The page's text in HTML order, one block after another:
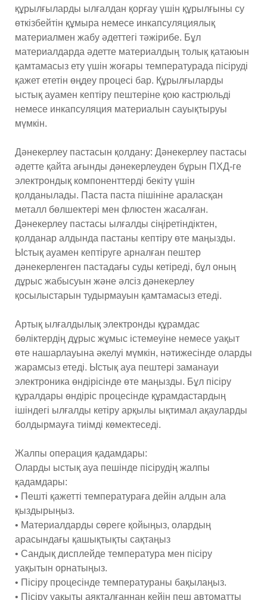
құрылғыларды ылғалдан қорғау үшін құрылғыны су
өткізбейтін құмыра немесе инкапсуляциялық
материалмен жабу әдеттегі тәжірибе. Бұл
материалдарда әдетте материалдың толық қатаюын
қамтамасыз ету үшін жоғары температурада пісіруді
қажет ететін өңдеу процесі бар. Құрылғыларды
ыстық ауамен кептіру пештеріне қою кастрюльді
немесе инкапсуляция материалын сауықтыруы
мүмкін.
Дәнекерлеу пастасын қолдану: Дәнекерлеу пастасы
әдетте қайта ағынды дәнекерлеуден бұрын ПХД-ге
электрондық компоненттерді бекіту үшін
қолданылады. Паста паста пішініне араласқан
металл бөлшектері мен флюстен жасалған.
Дәнекерлеу пастасы ылғалды сіңіретіндіктен,
қолданар алдында пастаны кептіру өте маңызды.
Ыстық ауамен кептіруге арналған пештер
дәнекерленген пастадағы суды кетіреді, бұл оның
дұрыс жабысуын және әлсіз дәнекерлеу
қосылыстарын тудырмауын қамтамасыз етеді.
Артық ылғалдылық электронды құрамдас
бөліктердің дұрыс жұмыс істемеуіне немесе уақыт
өте нашарлауына әкелуі мүмкін, нәтижесінде оларды
жарамсыз етеді. Ыстық ауа пештері заманауи
электроника өндірісінде өте маңызды. Бұл пісіру
құралдары өндіріс процесінде құрамдастардың
ішіндегі ылғалды кетіру арқылы ықтимал ақауларды
болдырмауға тиімді көмектеседі.
Жалпы операция қадамдары:
Оларды ыстық ауа пешінде пісірудің жалпы
қадамдары:
• Пешті қажетті температураға дейін алдын ала
қыздырыңыз.
• Материалдарды сөреге қойыңыз, олардың
арасындағы қашықтықты сақтаңыз
• Сандық дисплейде температура мен пісіру
уақытын орнатыңыз.
• Пісіру процесінде температураны бақылаңыз.
• Пісіру уақыты аяқталғаннан кейін пеш автоматты